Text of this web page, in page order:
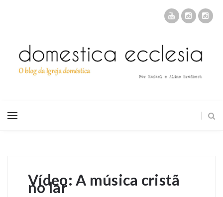
Vídeo: A música cristã
no lar